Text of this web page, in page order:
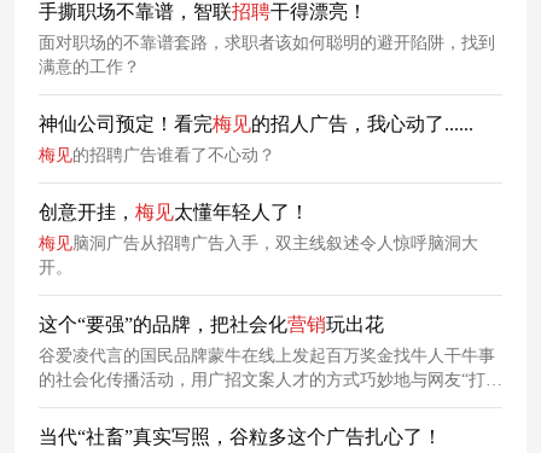
手撕职场不靠谱，智联招聘干得漂亮！
面对职场的不靠谱套路，求职者该如何聪明的避开陷阱，找到
满意的工作？
神仙公司预定！看完梅见的招人广告，我心动了......
梅见的招聘广告谁看了不心动？
创意开挂， 梅见太懂年轻人了！
梅见脑洞广告从招聘广告入手，双主线叙述令人惊呼脑洞大
开。
这个“要强”的品牌，把社会化营销玩出花
谷爱凌代言的国民品牌蒙牛在线上发起百万奖金找牛人干牛事
的社会化传播活动，用广招文案人才的方式巧妙地与网友“打成
一片”，再一次将互动营销玩出了新高度。
当代“社畜”真实写照，谷粒多这个广告扎心了！